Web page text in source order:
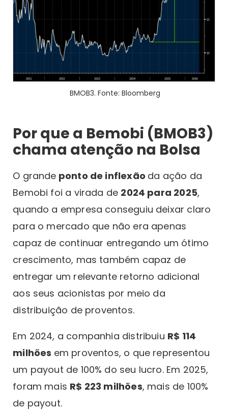
BMOB3. Fonte: Bloomberg
Por que a Bemobi (BMOB3)
chama atenção na Bolsa
O grande ponto de inflexão da ação da
Bemobi foi a virada de 2024 para 2025,
quando a empresa conseguiu deixar claro
para o mercado que não era apenas
capaz de continuar entregando um ótimo
crescimento, mas também capaz de
entregar um relevante retorno adicional
aos seus acionistas por meio da
distribuição de proventos.
Em 2024, a companhia distribuiu R$ 114
milhões em proventos, o que representou
um payout de 100% do seu lucro. Em 2025,
foram mais R$ 223 milhões, mais de 100%
de payout.